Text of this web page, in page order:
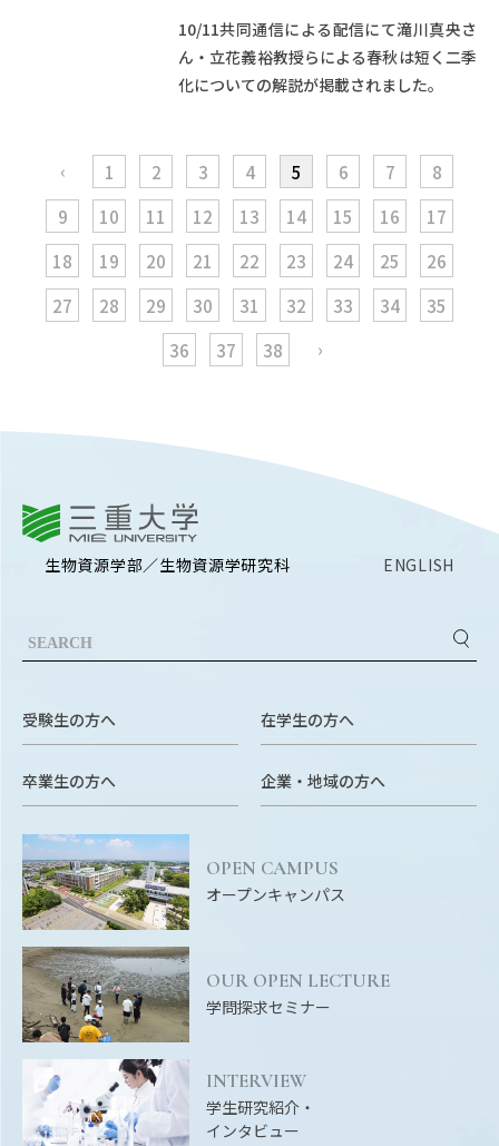
10/11共同通信による配信にて滝川真央さ
ん・立花義裕教授らによる春秋は短く二季
化についての解説が掲載されました。
‹ 1 2 3 4 5 6 7
8
9
10 11 12 13 14 15 16
17
18
19 20 21 22 23 24 25
26
27
28 29 30 31 32 33 34
35
36
37 38 ›
生物資源学部／生物資源学研究科 ENGLISH
受験生の方へ 在学生の方へ
卒業生の方へ 企業・地域の方へ
OPEN CAMPUS
オープンキャンパス
OUR OPEN LECTURE
学問探求セミナー
INTERVIEW
学生研究紹介・
インタビュー